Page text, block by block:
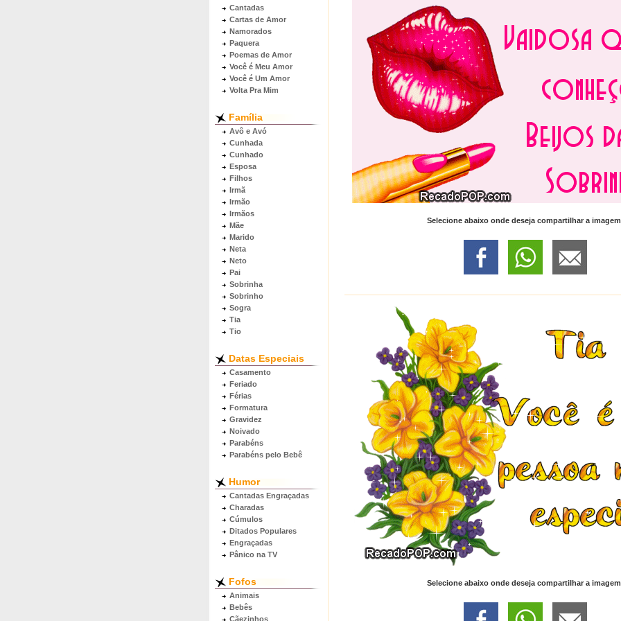
Cantadas
Cartas de Amor
Namorados
Paquera
Poemas de Amor
Você é Meu Amor
Você é Um Amor
Volta Pra Mim
Família
Avô e Avó
Cunhada
Cunhado
Esposa
Filhos
Irmã
Irmão
Irmãos
Mãe
Marido
Neta
Neto
Pai
Sobrinha
Sobrinho
Sogra
Tia
Tio
Datas Especiais
Casamento
Feriado
Férias
Formatura
Gravidez
Noivado
Parabéns
Parabéns pelo Bebê
Humor
Cantadas Engraçadas
Charadas
Cúmulos
Ditados Populares
Engraçadas
Pânico na TV
Fofos
Animais
Bebês
Cãezinhos
Selecione abaixo onde deseja compartilhar a
Selecione abaixo onde deseja compartilhar a